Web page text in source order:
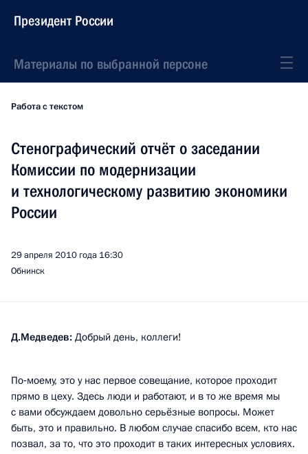
Президент России
Материалы по выбранной персоне
Работа с текстом
Стенографический отчёт о заседании
Комиссии по модернизации
и технологическому развитию экономики
России
29 апреля 2010 года 16:30
Обнинск
Д.Медведев: Добрый день, коллеги!
По‑моему, это у нас первое совещание, которое проходит
прямо в цеху. Здесь люди и работают, и в то же время мы
с вами обсуждаем довольно серьёзные вопросы. Может
быть, это и правильно. В любом случае спасибо всем, кто нас
позвал, за то, что это проходит в таких интересных условиях.